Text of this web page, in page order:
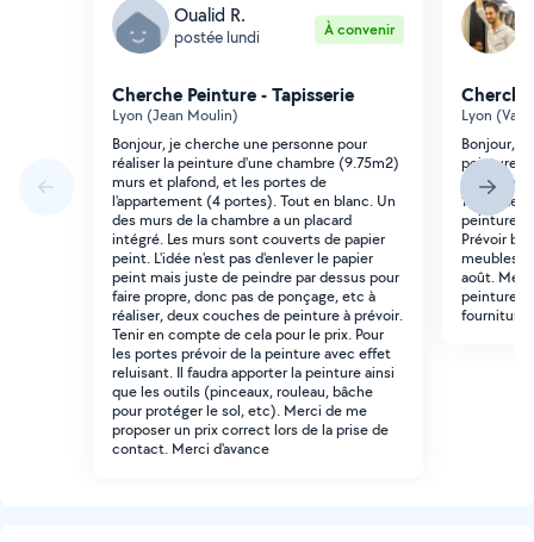
Oualid R.
postée lundi À convenir
Cherche Peinture - Tapisserie
Lyon (Jean Moulin)
Bonjour, je cherche une personne pour
réaliser la peinture d'une chambre (9.75m2)
murs et plafond, et les portes de
l'appartement (4 portes). Tout en blanc. Un
des murs de la chambre a un placard
intégré. Les murs sont couverts de papier
peint. L'idée n'est pas d'enlever le papier
peint mais juste de peindre par dessus pour
faire propre, donc pas de ponçage, etc à
réaliser, deux couches de peinture à prévoir.
Tenir en compte de cela pour le prix. Pour
les portes prévoir de la peinture avec effet
reluisant. Il faudra apporter la peinture ainsi
que les outils (pinceaux, rouleau, bâche
pour protéger le sol, etc). Merci de me
proposer un prix correct lors de la prise de
contact. Merci d'avance
Lyon
Bonjour,
peinture
peinture
10m2 de
peinture
Prévoir
meubles.
août.
peinture /
fourniture